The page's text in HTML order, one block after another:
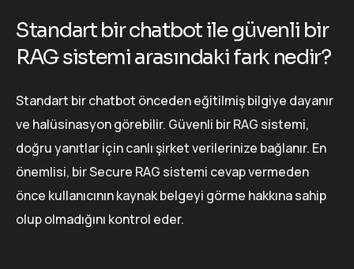
Standart bir chatbot ile güvenli bir
RAG sistemi arasındaki fark nedir?
Standart bir chatbot önceden eğitilmiş bilgiye dayanır
ve halüsinasyon görebilir. Güvenli bir RAG sistemi,
doğru yanıtlar için canlı şirket verilerinize bağlanır. En
önemlisi, bir Secure RAG sistemi cevap vermeden
önce kullanıcının kaynak belgeyi görme hakkına sahip
olup olmadığını kontrol eder.